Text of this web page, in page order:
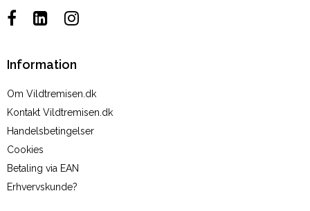
Information
Om Vildtremisen.dk
Kontakt Vildtremisen.dk
Handelsbetingelser
Cookies
Betaling via EAN
Erhvervskunde?